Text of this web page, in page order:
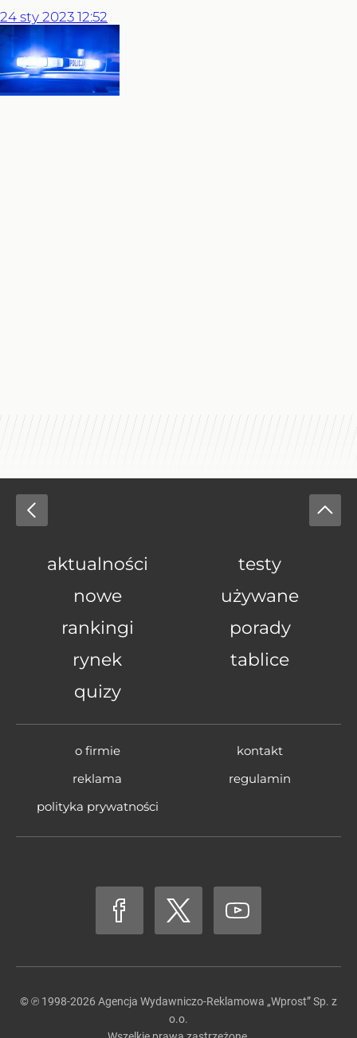
24 sty 2023 12:52
aktualności
testy
nowe
używane
rankingi
porady
rynek
tablice
quizy
o firmie
kontakt
reklama
regulamin
polityka prywatności
© ℗ 1998-2026 Agencja Wydawniczo-Reklamowa „Wprost” Sp. z
o.o.